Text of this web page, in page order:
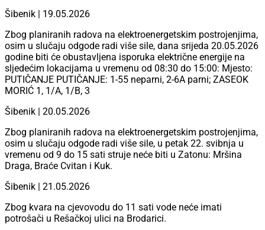
Šibenik | 19.05.2026
Zbog planiranih radova na elektroenergetskim postrojenjima,
osim u slučaju odgode radi više sile, dana srijeda 20.05.2026
godine biti će obustavljena isporuka električne energije na
sljedećim lokacijama u vremenu od 08:30 do 15:00: Mjesto:
PUTIČANJE PUTIČANJE: 1-55 neparni, 2-6A parni; ZASEOK
MORIĆ 1, 1/A, 1/B, 3
Šibenik | 20.05.2026
Zbog planiranih radova na elektroenergetskim postrojenjima,
osim u slučaju odgode radi više sile, u petak 22. svibnja u
vremenu od 9 do 15 sati struje neće biti u Zatonu: Mršina
Draga, Braće Cvitan i Kuk.
Šibenik | 21.05.2026
Zbog kvara na cjevovodu do 11 sati vode neće imati
potrošači u Rešačkoj ulici na Brodarici.